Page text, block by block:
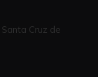
Cruz de